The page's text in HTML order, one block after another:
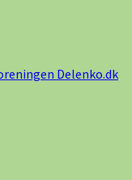
Delenko.dk